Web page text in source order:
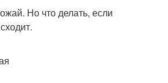
Но что делать, если